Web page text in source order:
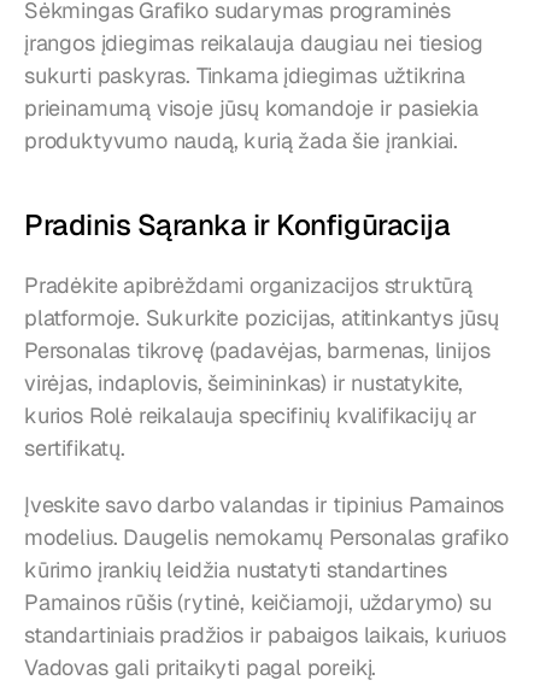
Sėkmingas Grafiko sudarymas programinės
įrangos įdiegimas reikalauja daugiau nei tiesiog
sukurti paskyras. Tinkama įdiegimas užtikrina
prieinamumą visoje jūsų komandoje ir pasiekia
produktyvumo naudą, kurią žada šie įrankiai.
Pradinis Sąranka ir Konfigūracija
Pradėkite apibrėždami organizacijos struktūrą
platformoje. Sukurkite pozicijas, atitinkantys jūsų
Personalas tikrovę (padavėjas, barmenas, linijos
virėjas, indaplovis, šeimininkas) ir nustatykite,
kurios Rolė reikalauja specifinių kvalifikacijų ar
sertifikatų.
Įveskite savo darbo valandas ir tipinius Pamainos
modelius. Daugelis nemokamų Personalas grafiko
kūrimo įrankių leidžia nustatyti standartines
Pamainos rūšis (rytinė, keičiamoji, uždarymo) su
standartiniais pradžios ir pabaigos laikais, kuriuos
Vadovas gali pritaikyti pagal poreikį.